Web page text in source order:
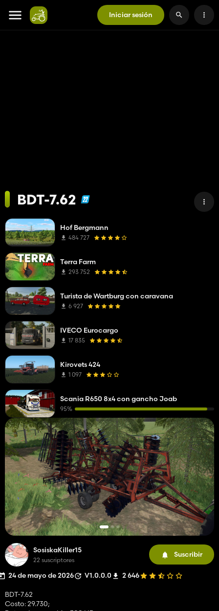
Iniciar sesión
BDT-7.62
SosiskaKiller15
22 suscriptores
Suscribir
24 de mayo de 2026 V1.0.0.0 2 646
BDT-7.62
Costo: 29.730;
Hof Bergmann
484 727
Terra Farm
293 752
Turista de Wartburg con caravana
6 927
IVECO Eurocargo
17 835
Kirovets 424
1 097
Scania R650 8x4 con gancho Joab
95%